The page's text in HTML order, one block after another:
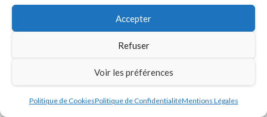
Accepter
Refuser
Voir les préférences
Politique de CookiesPolitique de ConfidentialitéMentions Légales
Teléfono
Ubicación de Eddy Les bons tuyaux